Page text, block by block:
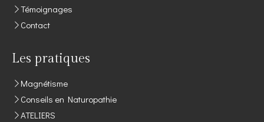
Témoignages
Contact
Les pratiques
Magnétisme
Conseils en Naturopathie
ATELIERS